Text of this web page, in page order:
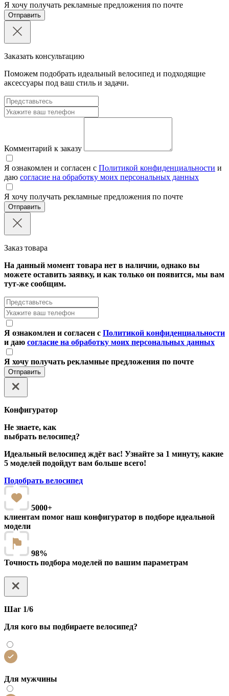
Я хочу получать рекламные предложения по почте
Отправить
Заказать консультацию
Поможем подобрать идеальный велосипед и подходящие
аксессуары под ваш стиль и задачи.
Комментарий к заказу
Я ознакомлен и согласен с Политикой конфиденциальности и
даю согласие на обработку моих персональных данных
Я хочу получать рекламные предложения по почте
Отправить
Заказ товара
На данный момент товара нет в наличии, однако вы
можете оставить заявку, и как только он появится, мы вам
тут-же сообщим.
Я ознакомлен и согласен с Политикой конфиденциальности
и даю согласие на обработку моих персональных данных
Я хочу получать рекламные предложения по почте
Отправить
Конфигуратор
Не знаете, как
выбрать велосипед?
Идеальный велосипед ждёт вас! Узнайте за 1 минуту, какие
5 моделей подойдут вам больше всего!
Подобрать велосипед
5000+
клиентам помог наш конфигуратор в подборе идеальной
модели
98%
Точность подбора моделей по вашим параметрам
Шаг 1/6
Для кого вы подбираете велосипед?
Для мужчины